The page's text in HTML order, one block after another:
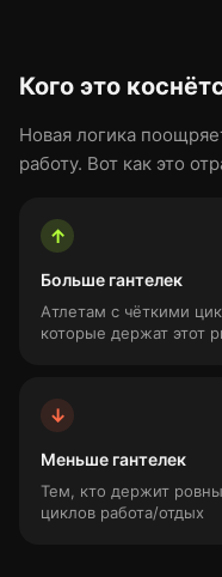
Кого это
Новая логика
работу. Вот как это
↑
Больше гантелек
Атлетам с чёткими
которые держат этот
↓
Меньше гантелек
Тем, кто держит
циклов работа/отдых